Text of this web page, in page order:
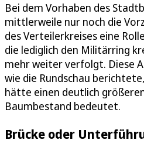
Bei dem Vorhaben des
mittlerweile nur noch die
des Verteilerkreises eine
die lediglich den Militärring
mehr weiter verfolgt. Diese
wie die Rundschau
hätte einen deutlich
Baumbestand bedeutet.
Brücke oder